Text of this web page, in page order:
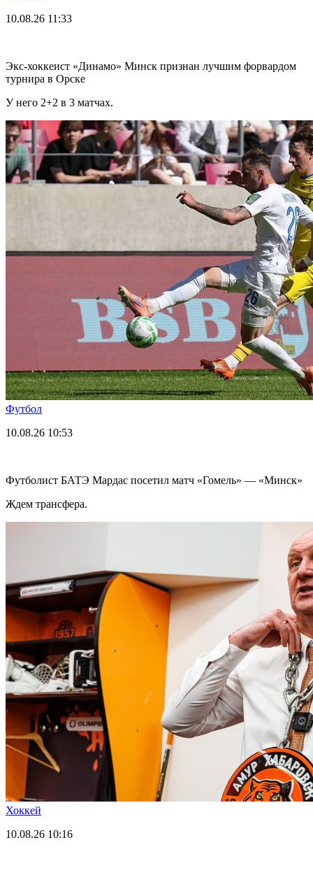
10.08.26 11:33
Экс-хоккеист «Динамо» Минск признан лучшим форвардом
турнира в Орске
У него 2+2 в 3 матчах.
Футбол
10.08.26 10:53
Футболист БАТЭ Мардас посетил матч «Гомель» — «Минск»
Ждем трансфера.
Хоккей
10.08.26 10:16